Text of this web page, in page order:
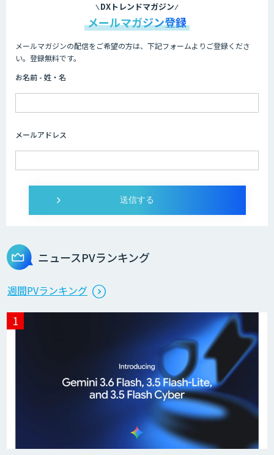
DXトレンドマガジン
メールマガジン登録
メールマガジンの配信をご希望の方は、下記フォームよりご登録くださ
い。登録無料です。
お名前 - 姓・名
メールアドレス
ニュースPVランキング
週間PVランキング